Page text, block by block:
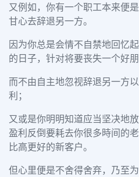
又例如，你有一个职工本来便
甘心去辞退另一方。
因为你总是会情不自禁地回忆
的日子，针对将要丧失一个好朋
而不由自主地忽视辞退另一方
利；
又或是你明明知道应当坚决地
盈利反倒要耗去你很多時间的
比高更好的新客户。
但心里便是不舍得舍弃，乃至